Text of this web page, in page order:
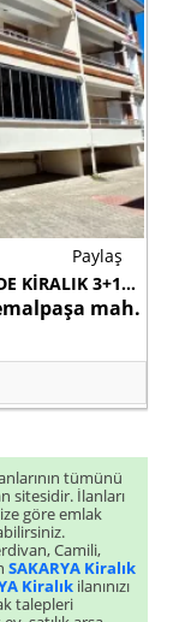
SERDİVAN KEMALPAŞA MAHELLESİNDE KİRALIK 3+1 FULL EŞYALI DAİRE
mah.
Paylaş
tümünü
sitesidir. İlanları
göre emlak
Camili,
SAKARYA Kiralık
Kiralık ilanınızı